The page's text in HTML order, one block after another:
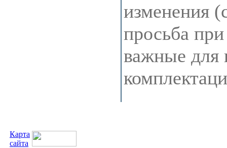
изменения
просьба
важные для
Карта
сайта